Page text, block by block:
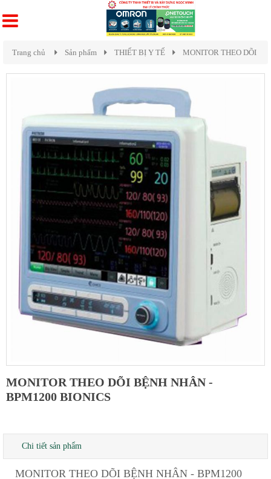
Trang chủ Sản phẩm THIẾT BỊ Y TẾ MONITOR THEO DÕI
MONITOR THEO DÕI BỆNH NHÂN -
BPM1200 BIONICS
Chi tiết sản phẩm
MONITOR THEO DÕI BỆNH NHÂN - BPM1200